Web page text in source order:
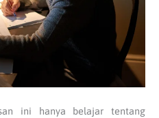
ini hanya belajar tentang